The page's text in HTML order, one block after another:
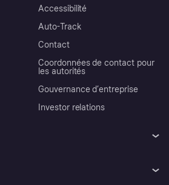
Accessibilité
Auto-Track
Contact
Coordonnées de contact pour
les autorités
Gouvernance d’entreprise
Investor relations